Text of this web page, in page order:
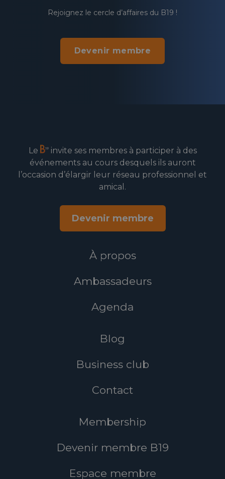
Rejoignez le cercle d’affaires du B19 !
Devenir membre
Le
invite ses membres à participer à des
événements au cours desquels ils auront
l’occasion d’élargir leur réseau professionnel et
amical.
Devenir membre
À propos
Ambassadeurs
Agenda
Blog
Business club
Contact
Membership
Devenir membre B19
Espace membre